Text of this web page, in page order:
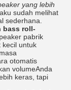
yang lebih
sudah melihat
sederhana.
bass roll-
pabrik
kecil untuk
otomatis
volumeAnda
keras, tapi